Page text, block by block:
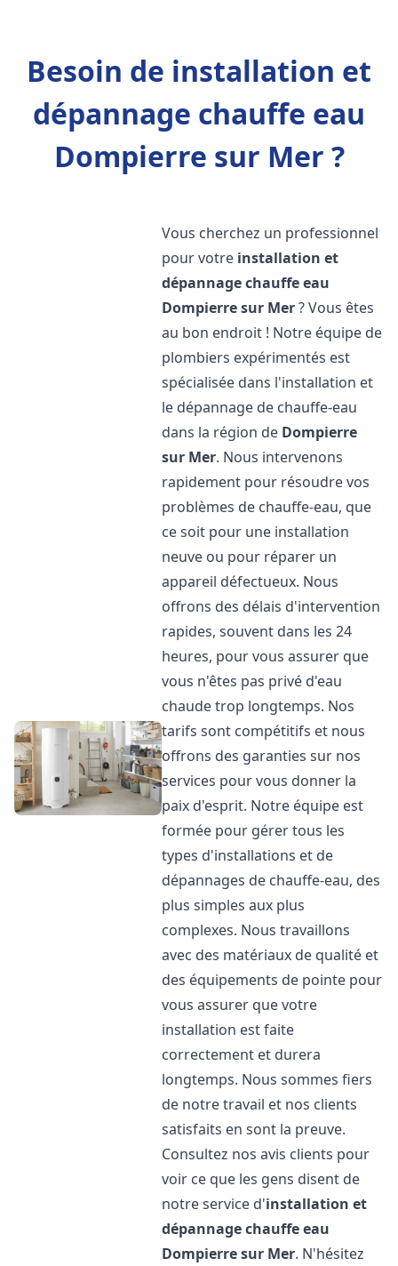
Besoin de installation et
dépannage chauffe eau
Dompierre sur Mer ?
Vous cherchez un professionnel
pour votre installation et
dépannage chauffe eau
Dompierre sur Mer? Vous êtes
au bon endroit ! Notre équipe de
plombiers expérimentés est
spécialisée dans l'installation et
le dépannage de chauffe-eau
dans la région de Dompierre
sur Mer. Nous intervenons
rapidement pour résoudre vos
problèmes de chauffe-eau, que
ce soit pour une installation
neuve ou pour réparer un
appareil défectueux. Nous
offrons des délais d'intervention
rapides, souvent dans les 24
heures, pour vous assurer que
vous n'êtes pas privé d'eau
chaude trop longtemps. Nos
tarifs sont compétitifs et nous
offrons des garanties sur nos
services pour vous donner la
paix d'esprit. Notre équipe est
formée pour gérer tous les
types d'installations et de
dépannages de chauffe-eau, des
plus simples aux plus
complexes. Nous travaillons
avec des matériaux de qualité et
des équipements de pointe pour
vous assurer que votre
installation est faite
correctement et durera
longtemps. Nous sommes fiers
de notre travail et nos clients
satisfaits en sont la preuve.
Consultez nos avis clients pour
voir ce que les gens disent de
notre service d'installation et
dépannage chauffe eau
Dompierre sur Mer. N'hésitez